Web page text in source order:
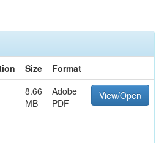
Size
Format
8.66
MB
Adobe
PDF
View/Open